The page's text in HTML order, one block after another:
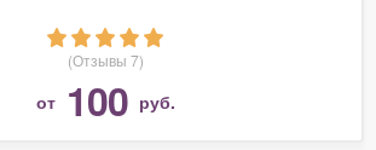
(Отзывы 7)
от 100 руб.